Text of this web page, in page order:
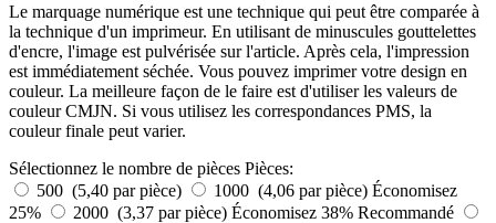
Le marquage numérique est une technique qui peut être comparée à
la technique d'un imprimeur. En utilisant de minuscules gouttelettes
d'encre, l'image est pulvérisée sur l'article. Après cela, l'impression
est immédiatement séchée. Vous pouvez imprimer votre design en
couleur. La meilleure façon de le faire est d'utiliser les valeurs de
couleur CMJN. Si vous utilisez les correspondances PMS, la
couleur finale peut varier.
Sélectionnez le nombre de pièces Pièces:
500 (5,40 par pièce)
1000 (4,06 par pièce) Économisez
25%
2000 (3,37 par pièce) Économisez 38% Recommandé